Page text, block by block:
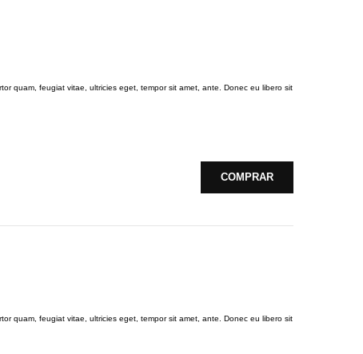
quam, feugiat vitae, ultricies eget, tempor sit amet, ante. Donec eu libero sit
COMPRAR
quam, feugiat vitae, ultricies eget, tempor sit amet, ante. Donec eu libero sit